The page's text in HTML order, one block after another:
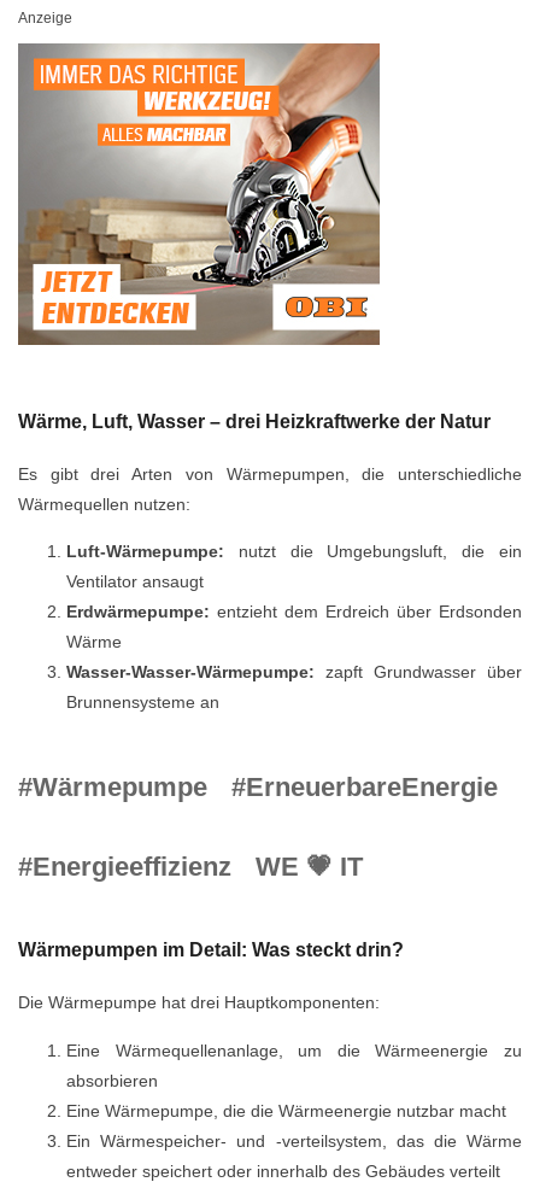
Anzeige
Wärme, Luft, Wasser – drei Heizkraftwerke der Natur
Es gibt drei Arten von Wärmepumpen, die unterschiedliche
Wärmequellen nutzen:
Luft-Wärmepumpe: nutzt die Umgebungsluft, die ein
Ventilator ansaugt
Erdwärmepumpe: entzieht dem Erdreich über Erdsonden
Wärme
Wasser-Wasser-Wärmepumpe: zapft Grundwasser über
Brunnensysteme an
#Wärmepumpe #ErneuerbareEnergie
#Energieeffizienz WE 💗 IT
Wärmepumpen im Detail: Was steckt drin?
Die Wärmepumpe hat drei Hauptkomponenten:
Eine Wärmequellenanlage, um die Wärmeenergie zu
absorbieren
Eine Wärmepumpe, die die Wärmeenergie nutzbar macht
Ein Wärmespeicher- und -verteilsystem, das die Wärme
entweder speichert oder innerhalb des Gebäudes verteilt